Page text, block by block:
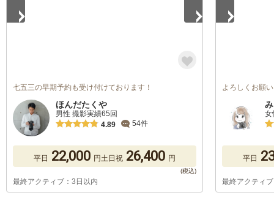
七五三の早期予約も受け付けております！
ほんだたくや
男性 撮影実績65回
4.89
54件
平日 22,000 円土日祝 26,400 円
最終アクティブ：3日以内
よろしくお願
女
平日
最終アクティ